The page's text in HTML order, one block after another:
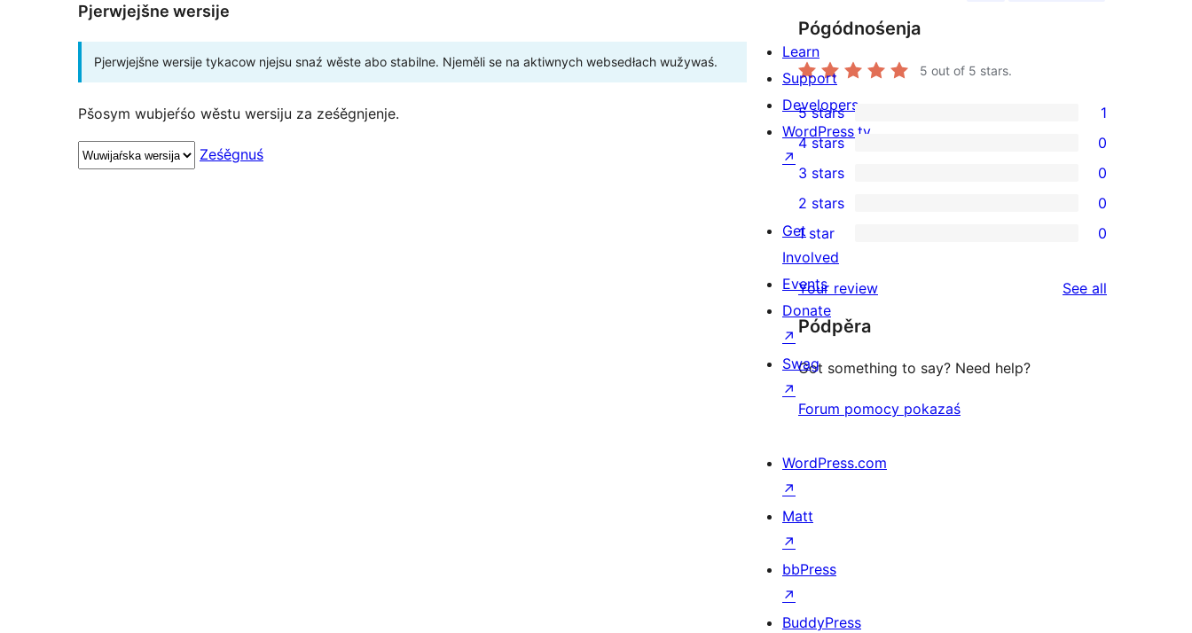
Pjerwjejšne wersije
Pjerwjejšne wersije tykacow njejsu snaź wěste abo stabilne. Njeměli se na aktiwnych websedłach wužywaś.
Pšosym wubjeŕśo wěstu wersiju za ześěgnjenje.
Ześěgnuś
Pógódnośenja
5 out of 5 stars.
1
5-
star
review
5 stars 1
4-
star
reviews
4 stars 0
0
3-
star
reviews
3 stars 0
2-
star
reviews
2 stars 0
star
reviews
1 star 0
Your review See all
Pódpěra
Got something to say? Need help?
Forum pomocy pokazaś
Learn
Support
Developers
WordPress.tv
↗
Get
Involved
Events
Donate
↗
Swag
↗
WordPress.com
↗
Matt
↗
bbPress
↗
BuddyPress